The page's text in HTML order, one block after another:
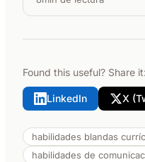
Found this useful? Share it:
LinkedIn X
habilidades blandas
habilidades de